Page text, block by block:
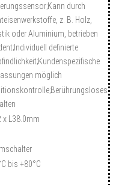
durch
z. B. Holz,
oder Aluminium, betrieben
definierte
möglich
x L38.0mm
bis +80°C